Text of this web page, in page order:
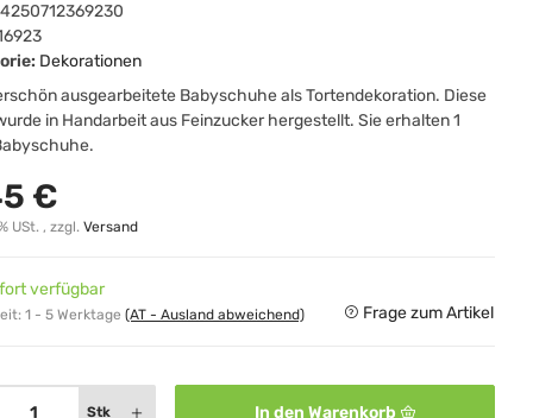
4250712369230
Dekorationen
ausgearbeitete Babyschuhe als Tortendekoration. Diese
in Handarbeit aus Feinzucker hergestellt. Sie erhalten 1
€
USt. , zzgl. Versand
verfügbar
1 - 5 Werktage (AT - Ausland abweichend) Frage zum Artikel
Stk In den Warenkorb